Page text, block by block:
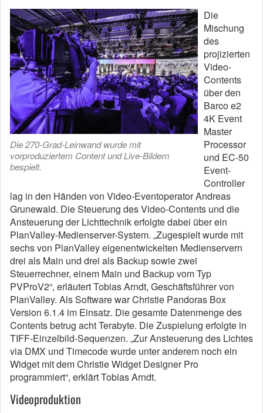
Die 270-Grad-Leinwand wurde mit
vorproduziertem Content und Live-Bildern
bespielt.
Die
Mischung
des
projizierten
Video-
Contents
über den
Barco e2
4K Event
Master
Processor
und EC-50
Event-
Controller
lag in den Händen von Video-Eventoperator Andreas
Grunewald. Die Steuerung des Video-Contents und die
Ansteuerung der Lichttechnik erfolgte dabei über ein
PlanValley-Medienserver-System. „Zugespielt wurde mit
sechs von PlanValley eigenentwickelten Medienservern
drei als Main und drei als Backup sowie zwei
Steuerrechner, einem Main und Backup vom Typ
PVProV2“, erläutert Tobias Arndt, Geschäftsführer von
PlanValley. Als Software war Christie Pandoras Box
Version 6.1.4 im Einsatz. Die gesamte Datenmenge des
Contents betrug acht Terabyte. Die Zuspielung erfolgte in
TIFF-Einzelbild-Sequenzen. „Zur Ansteuerung des Lichtes
via DMX und Timecode wurde unter anderem noch ein
Widget mit dem Christie Widget Designer Pro
programmiert“, erklärt Tobias Arndt.
Videoproduktion